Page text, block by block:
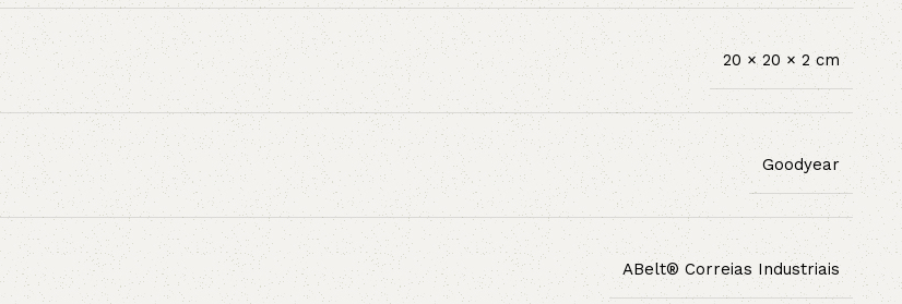
20 × 20 × 2 cm
Goodyear
ABelt® Correias Industriais